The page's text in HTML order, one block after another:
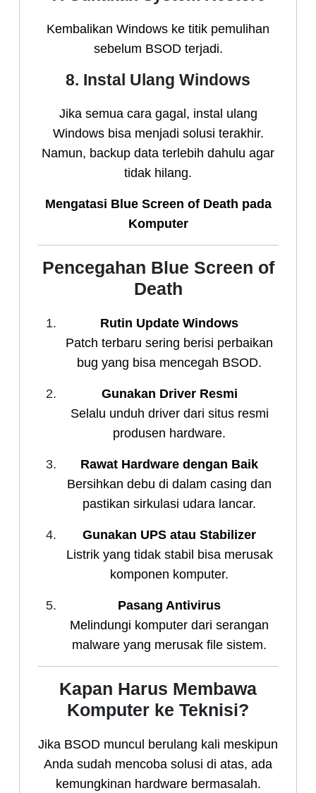
Kembalikan Windows ke titik pemulihan
sebelum BSOD terjadi.
8. Instal Ulang Windows
Jika semua cara gagal, instal ulang
Windows bisa menjadi solusi terakhir.
Namun, backup data terlebih dahulu agar
tidak hilang.
Mengatasi Blue Screen of Death pada
Komputer
Pencegahan Blue Screen of
Death
Rutin Update Windows
Patch terbaru sering berisi perbaikan
bug yang bisa mencegah BSOD.
Gunakan Driver Resmi
Selalu unduh driver dari situs resmi
produsen hardware.
Rawat Hardware dengan Baik
Bersihkan debu di dalam casing dan
pastikan sirkulasi udara lancar.
Gunakan UPS atau Stabilizer
Listrik yang tidak stabil bisa merusak
komponen komputer.
Pasang Antivirus
Melindungi komputer dari serangan
malware yang merusak file sistem.
Kapan Harus Membawa
Komputer ke Teknisi?
Jika BSOD muncul berulang kali meskipun
Anda sudah mencoba solusi di atas, ada
kemungkinan hardware bermasalah.